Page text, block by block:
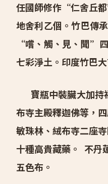
任國師修作“仁舍丘
地舍利乙個。竹巴傳
“嚐、觸、見、聞”
七彩淨土。印度竹巴
寶瓶中裝臟大加持
布寺主殿釋迦佛等，
敏珠林、絨布寺二座
十種高貴藏藥。 不丹
五色布。